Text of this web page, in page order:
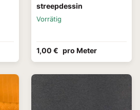
streepdessin
Vorrätig
1,00 € pro Meter